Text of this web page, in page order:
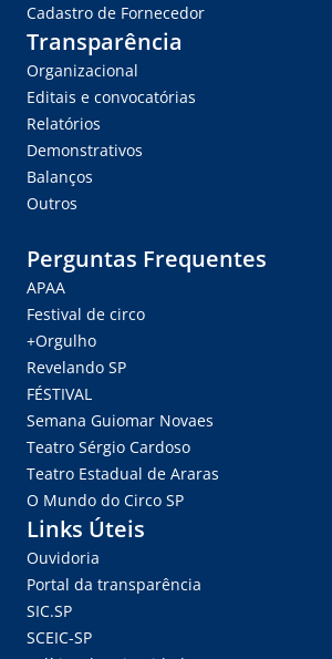
Cadastro de Fornecedor
Transparência
Organizacional
Editais e convocatórias
Relatórios
Demonstrativos
Balanços
Outros
Perguntas Frequentes
APAA
Festival de circo
+Orgulho
Revelando SP
FÉSTIVAL
Semana Guiomar Novaes
Teatro Sérgio Cardoso
Teatro Estadual de Araras
O Mundo do Circo SP
Links Úteis
Ouvidoria
Portal da transparência
SIC.SP
SCEIC-SP